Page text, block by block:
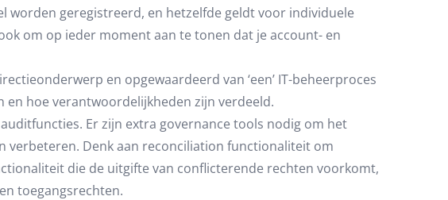
worden geregistreerd, en hetzelfde geldt voor individuele
om op ieder moment aan te tonen dat je account- en
en opgewaardeerd van ‘een’ IT-beheerproces
hoe verantwoordelijkheden zijn verdeeld.
Er zijn extra governance tools nodig om het
verbeteren. Denk aan reconciliation functionaliteit om
die de uitgifte van conflicterende rechten voorkomt,
toegangsrechten.